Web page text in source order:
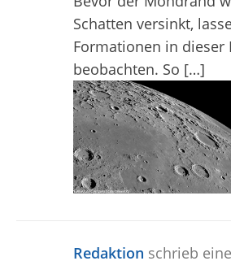
Schatten versinkt,
Formationen in dieser
beobachten. So […]
Redaktion schrieb